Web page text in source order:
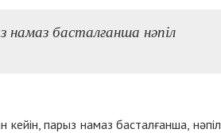
намаз басталғанша нәпіл
парыз намаз басталғанша, нәпіл